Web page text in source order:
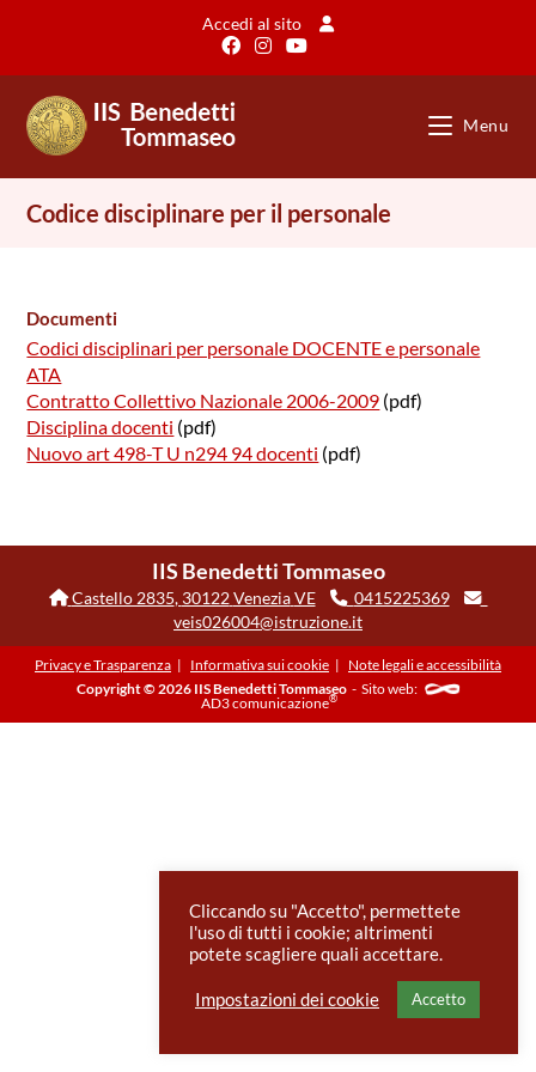
Accedi al sito
Menu
Codice disciplinare per il personale
Documenti
Codici disciplinari per personale DOCENTE e personale
ATA
Contratto Collettivo Nazionale 2006-2009 (pdf)
Disciplina docenti (pdf)
Nuovo art 498-T U n294 94 docenti (pdf)
IIS Benedetti Tommaseo
Castello 2835, 30122 Venezia VE
0415225369
veis026004@istruzione.it
Privacy e Trasparenza Informativa sui cookie
Note legali e accessibilità
Copyright © 2026 IIS Benedetti Tommaseo- Sito web:
AD3 comunicazione®
Cliccando su "Accetto", permettete
l'uso di tutti i cookie; altrimenti
potete scagliere quali accettare.
Impostazioni dei cookie Accetto